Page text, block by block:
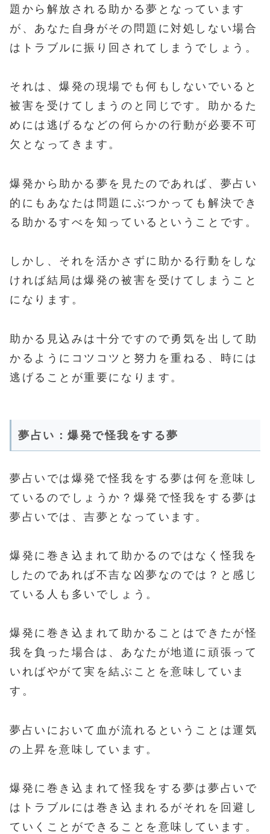
題から解放される助かる夢となっています
が、あなた自身がその問題に対処しない場合
はトラブルに振り回されてしまうでしょう。
それは、爆発の現場でも何もしないでいると
被害を受けてしまうのと同じです。助かるた
めには逃げるなどの何らかの行動が必要不可
欠となってきます。
爆発から助かる夢を見たのであれば、夢占い
的にもあなたは問題にぶつかっても解決でき
る助かるすべを知っているということです。
しかし、それを活かさずに助かる行動をしな
ければ結局は爆発の被害を受けてしまうこと
になります。
助かる見込みは十分ですので勇気を出して助
かるようにコツコツと努力を重ねる、時には
逃げることが重要になります。
夢占い：爆発で怪我をする夢
夢占いでは爆発で怪我をする夢は何を意味し
ているのでしょうか？爆発で怪我をする夢は
夢占いでは、吉夢となっています。
爆発に巻き込まれて助かるのではなく怪我を
したのであれば不吉な凶夢なのでは？と感じ
ている人も多いでしょう。
爆発に巻き込まれて助かることはできたが怪
我を負った場合は、あなたが地道に頑張って
いればやがて実を結ぶことを意味していま
す。
夢占いにおいて血が流れるということは運気
の上昇を意味しています。
爆発に巻き込まれて怪我をする夢は夢占いで
はトラブルには巻き込まれるがそれを回避し
ていくことができることを意味しています。